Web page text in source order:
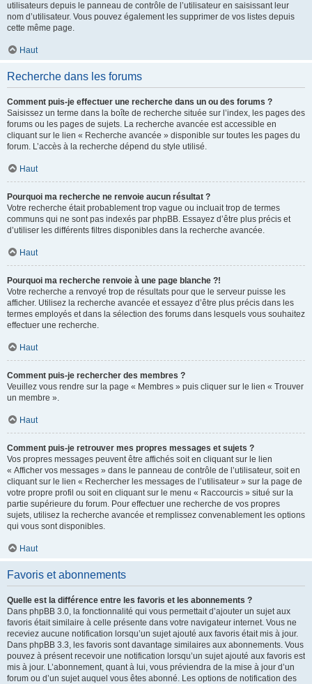
utilisateurs depuis le panneau de contrôle de l’utilisateur en saisissant leur
nom d’utilisateur. Vous pouvez également les supprimer de vos listes depuis
cette même page.
Haut
Recherche dans les forums
Comment puis-je effectuer une recherche dans un ou des forums ?
Saisissez un terme dans la boîte de recherche située sur l’index, les pages des
forums ou les pages de sujets. La recherche avancée est accessible en
cliquant sur le lien « Recherche avancée » disponible sur toutes les pages du
forum. L’accès à la recherche dépend du style utilisé.
Haut
Pourquoi ma recherche ne renvoie aucun résultat ?
Votre recherche était probablement trop vague ou incluait trop de termes
communs qui ne sont pas indexés par phpBB. Essayez d’être plus précis et
d’utiliser les différents filtres disponibles dans la recherche avancée.
Haut
Pourquoi ma recherche renvoie à une page blanche ?!
Votre recherche a renvoyé trop de résultats pour que le serveur puisse les
afficher. Utilisez la recherche avancée et essayez d’être plus précis dans les
termes employés et dans la sélection des forums dans lesquels vous souhaitez
effectuer une recherche.
Haut
Comment puis-je rechercher des membres ?
Veuillez vous rendre sur la page « Membres » puis cliquer sur le lien « Trouver
un membre ».
Haut
Comment puis-je retrouver mes propres messages et sujets ?
Vos propres messages peuvent être affichés soit en cliquant sur le lien
« Afficher vos messages » dans le panneau de contrôle de l’utilisateur, soit en
cliquant sur le lien « Rechercher les messages de l’utilisateur » sur la page de
votre propre profil ou soit en cliquant sur le menu « Raccourcis » situé sur la
partie supérieure du forum. Pour effectuer une recherche de vos propres
sujets, utilisez la recherche avancée et remplissez convenablement les options
qui vous sont disponibles.
Haut
Favoris et abonnements
Quelle est la différence entre les favoris et les abonnements ?
Dans phpBB 3.0, la fonctionnalité qui vous permettait d’ajouter un sujet aux
favoris était similaire à celle présente dans votre navigateur internet. Vous ne
receviez aucune notification lorsqu’un sujet ajouté aux favoris était mis à jour.
Dans phpBB 3.3, les favoris sont davantage similaires aux abonnements. Vous
pouvez à présent recevoir une notification lorsqu’un sujet ajouté aux favoris est
mis à jour. L’abonnement, quant à lui, vous préviendra de la mise à jour d’un
forum ou d’un sujet auquel vous êtes abonné. Les options de notification des